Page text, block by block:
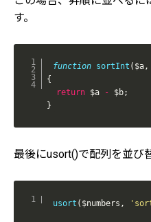
す。
function sortInt ( $a,
{
return
$a - $b;
}
最後にusort()で配列を並び
usort ( $numbers ,